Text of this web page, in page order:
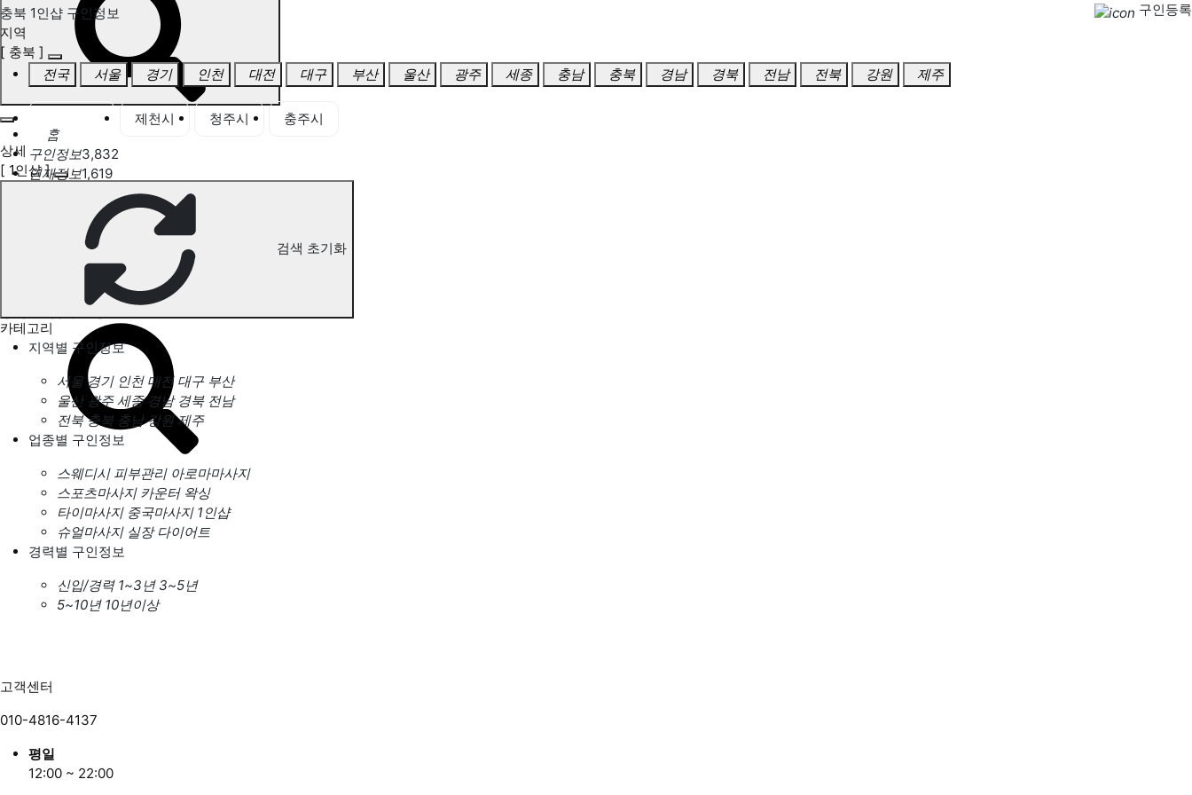
홈
구인정보3,832
인재정보1,619
고객센터
전국업체정보 마사지가이드
업체 서비스 관리
개인 서비스 관리
충북 1인샵 구인정보
구인등록
지역
[ 충북 ]
전국
서울 경기 인천 대전 대구 부산 울산 광주 세종 충남 충북 경남 경북 전남 전북 강원 제주
제천시 청주시
충주시
상세
[ 1인샵 ]
검색 초기화
카테고리
지역별 구인정보
서울 경기 인천 대전 대구 부산
울산 광주 세종 경남 경북 전남
전북 충북 충남 강원 제주
업종별 구인정보
스웨디시 피부관리 아로마마사지
스포츠마사지 카운터 왁싱
타이마사지 중국마사지 1인샵
슈얼마사지 실장 다이어트
경력별 구인정보
신입/경력 1~3년 3~5년
5~10년 10년이상
고객센터
010-4816-4137
평일
12:00 ~ 22:00